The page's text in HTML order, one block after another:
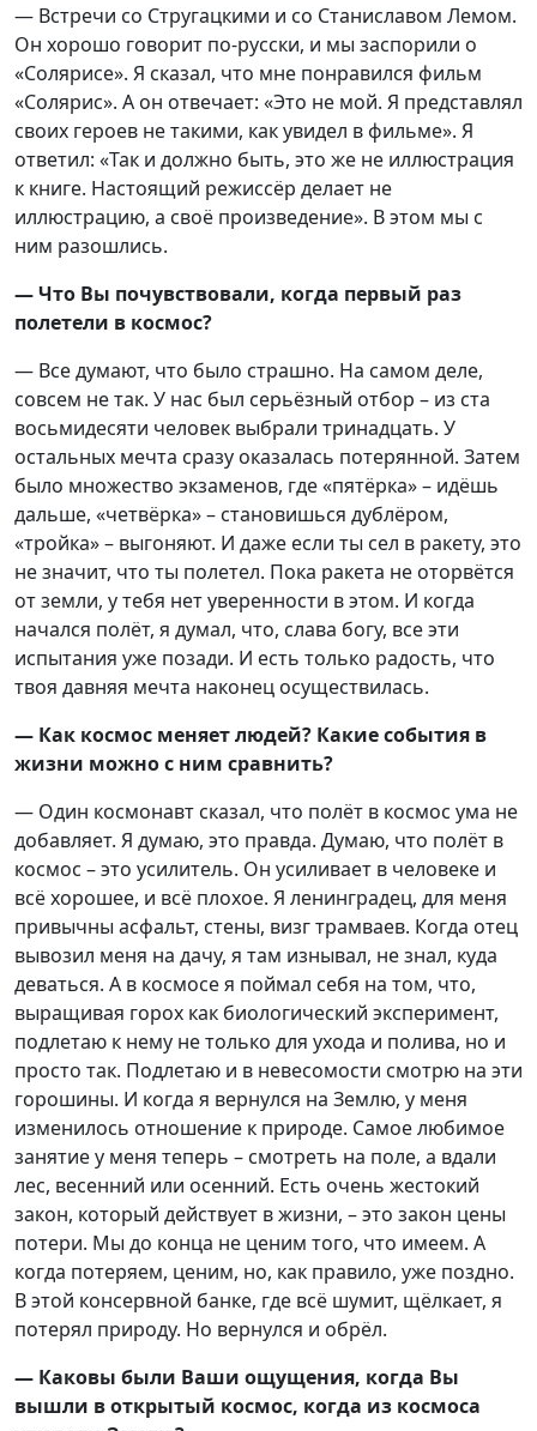
— Встречи со Стругацкими и со Станиславом Лемом.
Он хорошо говорит по-русски, и мы заспорили о
«Солярисе». Я сказал, что мне понравился фильм
«Солярис». А он отвечает: «Это не мой. Я представлял
своих героев не такими, как увидел в фильме». Я
ответил: «Так и должно быть, это же не иллюстрация
к книге. Настоящий режиссёр делает не
иллюстрацию, а своё произведение». В этом мы с
ним разошлись.
— Что Вы почувствовали, когда первый раз
полетели в космос?
— Все думают, что было страшно. На самом деле,
совсем не так. У нас был серьёзный отбор – из ста
восьмидесяти человек выбрали тринадцать. У
остальных мечта сразу оказалась потерянной. Затем
было множество экзаменов, где «пятёрка» – идёшь
дальше, «четвёрка» – становишься дублёром,
«тройка» – выгоняют. И даже если ты сел в ракету, это
не значит, что ты полетел. Пока ракета не оторвётся
от земли, у тебя нет уверенности в этом. И когда
начался полёт, я думал, что, слава богу, все эти
испытания уже позади. И есть только радость, что
твоя давняя мечта наконец осуществилась.
— Как космос меняет людей? Какие события в
жизни можно с ним сравнить?
— Один космонавт сказал, что полёт в космос ума не
добавляет. Я думаю, это правда. Думаю, что полёт в
космос – это усилитель. Он усиливает в человеке и
всё хорошее, и всё плохое. Я ленинградец, для меня
привычны асфальт, стены, визг трамваев. Когда отец
вывозил меня на дачу, я там изнывал, не знал, куда
деваться. А в космосе я поймал себя на том, что,
выращивая горох как биологический эксперимент,
подлетаю к нему не только для ухода и полива, но и
просто так. Подлетаю и в невесомости смотрю на эти
горошины. И когда я вернулся на Землю, у меня
изменилось отношение к природе. Самое любимое
занятие у меня теперь – смотреть на поле, а вдали
лес, весенний или осенний. Есть очень жестокий
закон, который действует в жизни, – это закон цены
потери. Мы до конца не ценим того, что имеем. А
когда потеряем, ценим, но, как правило, уже поздно.
В этой консервной банке, где всё шумит, щёлкает, я
потерял природу. Но вернулся и обрёл.
— Каковы были Ваши ощущения, когда Вы
вышли в открытый космос, когда из космоса